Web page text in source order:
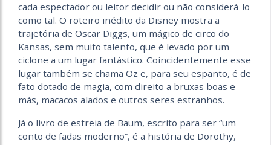
cada espectador ou leitor decidir ou não considerá-lo
como tal. O roteiro inédito da Disney mostra a
trajetória de Oscar Diggs, um mágico de circo do
Kansas, sem muito talento, que é levado por um
ciclone a um lugar fantástico. Coincidentemente esse
lugar também se chama Oz e, para seu espanto, é de
fato dotado de magia, com direito a bruxas boas e
más, macacos alados e outros seres estranhos.
Já o livro de estreia de Baum, escrito para ser “um
conto de fadas moderno”, é a história de Dorothy,